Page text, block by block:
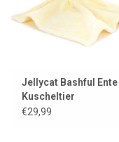
Jellycat Bashful Ente
Kuscheltier
€29,99